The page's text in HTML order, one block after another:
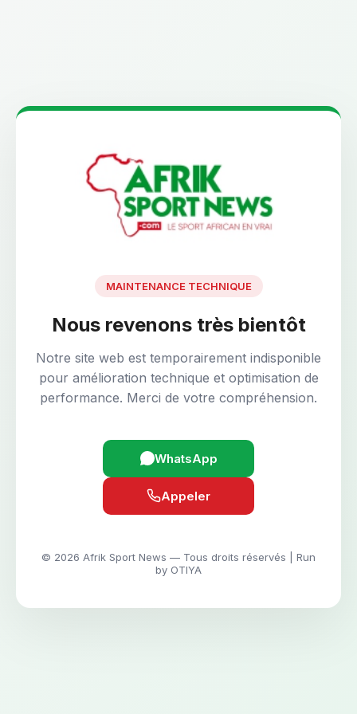
MAINTENANCE TECHNIQUE
Nous revenons très bientôt
Notre site web est temporairement indisponible
pour amélioration technique et optimisation de
performance. Merci de votre compréhension.
WhatsApp
Appeler
© 2026 Afrik Sport News — Tous droits réservés | Run
by OTIYA